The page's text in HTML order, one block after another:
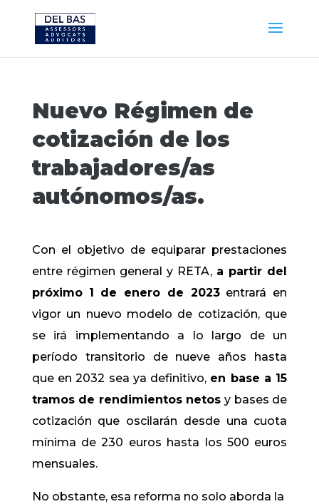
Nuevo Régimen de
cotización de los
trabajadores/as
autónomos/as.
Con el objetivo de equiparar prestaciones
entre régimen general y RETA, a partir del
próximo 1 de enero de 2023entrará en
vigor un nuevo modelo de cotización, que
se irá implementando a lo largo de un
período transitorio de nueve años hasta
que en 2032 sea ya definitivo, en base a 15
tramos de rendimientos netos y bases de
cotización que oscilarán desde una cuota
mínima de 230 euros hasta los 500 euros
mensuales.
No obstante, esa reforma no solo aborda la